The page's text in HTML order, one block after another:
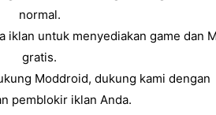
normal.
iklan untuk menyediakan game dan
gratis.
Moddroid, dukung kami dengan
pemblokir iklan Anda.